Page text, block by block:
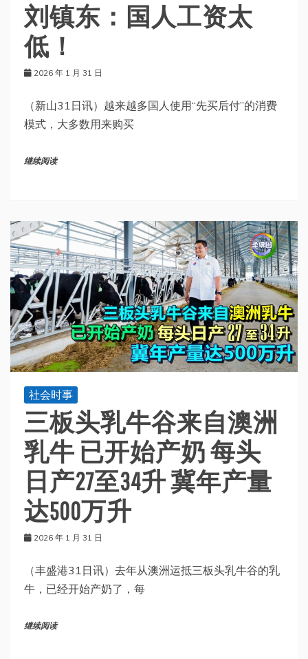
刘镇东：国人工资太
低！
2026 年 1 月 31 日
（新山31日讯）越来越多国人使用“先买后付”的消费
模式，大多数用来购买
继续阅读
社会时事
三板头乳牛谷来自澳洲
乳牛 已开始产奶 每头
日产27至34升 冀年产量
达500万升
2026 年 1 月 31 日
（丰盛港31日讯）去年从澳洲运抵三板头乳牛谷的乳
牛，已经开始产奶了，每
继续阅读